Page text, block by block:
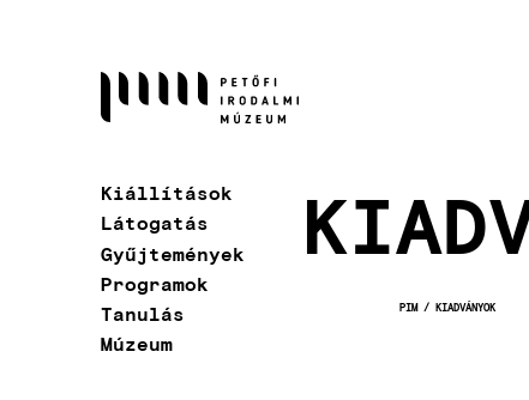
Kiállítások
Látogatás
Gyűjtemények
Programok
Tanulás
Múzeum
PIM KIADVÁNYOK